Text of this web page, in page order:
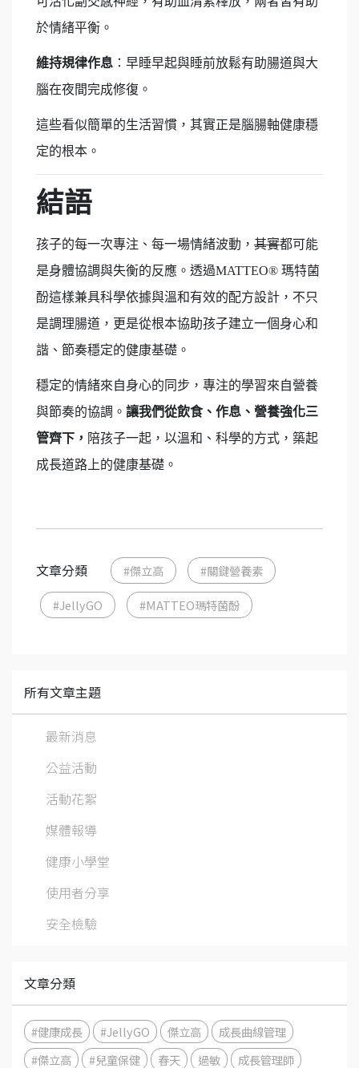
於情緒平衡。
維持規律作息 ：早睡早起與睡前放鬆有助腸道與大
腦在夜間完成修復。
這些看似簡單的生活習慣，其實正是腦腸軸健康穩
定的根本。
結語
孩子的每一次專注、每一場情緒波動， 其實都可能
是身體協調與失衡的反應。透過MATTEO® 瑪特菌
酚這樣兼具科學依據與溫和有效的配方設計，不只
是調理腸道，更是從根本協助孩子建立一個身心和
諧、節奏穩定的健康基礎。
穩定的情緒來自身心的同步，專注的學習來自營養
與節奏的協調。 讓我們從飲食、 作息 、營養強化三
管齊下 ， 陪孩子一起，以溫和、科學的方式，築起
成長道路上的健康基礎。
文章分類 #傑立高 #關鍵營養素
#JellyGO #MATTEO瑪特菌酚
所有文章主題
最新消息
公益活動
活動花絮
媒體報導
健康小學堂
使用者分享
安全檢驗
文章分類
#健康成長 #JellyGO 傑立高
成長曲線管理
#傑立高
#兒童保健 春天 過敏
成長管理師